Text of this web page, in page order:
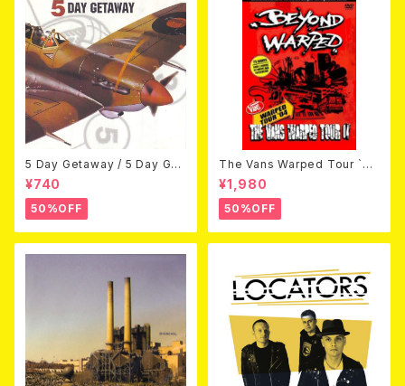
5 Day Getaway / 5 Day Get
away (CDEP)
¥740
50%OFF
The Vans Warped Tour `04
Beyond Warped (国内盤DV
D)
¥1,980
50%OFF